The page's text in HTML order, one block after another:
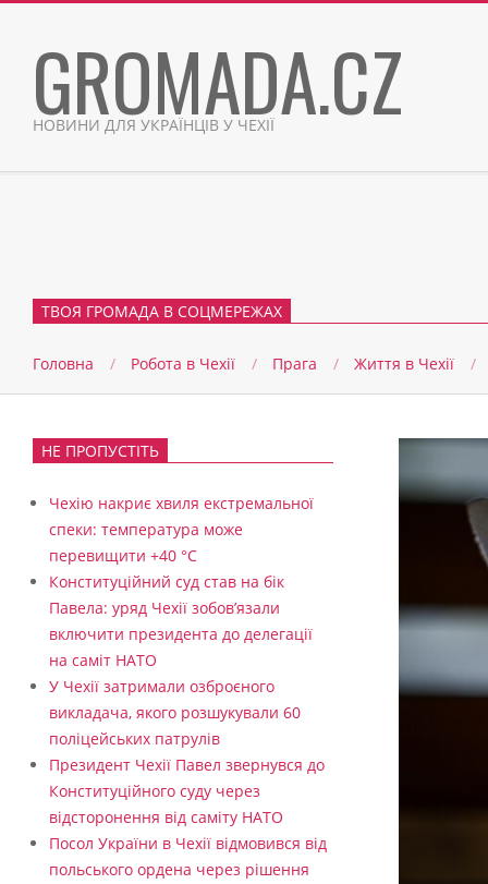
contentGROMADA.CZ
НОВИНИ ДЛЯ УКРАЇНЦІВ У ЧЕХІЇ
ТВОЯ ГРОМАДА В СОЦМЕРЕЖАХ
Головна Робота в Чехії Прага Життя в Чеxії
НЕ ПРОПУСТІТЬ
Чехію накриє хвиля екстремальної
спеки: температура може
перевищити +40 °C
Конституційний суд став на бік
Павела: уряд Чехії зобов’язали
включити президента до делегації
на саміт НАТО
У Чехії затримали озброєного
викладача, якого розшукували 60
поліцейських патрулів
Президент Чехії Павел звернувся до
Конституційного суду через
відсторонення від саміту НАТО
Посол України в Чехії відмовився від
польського ордена через рішення